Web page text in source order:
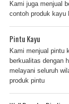
Kami juga menjual
contoh produk kayu
Pintu Kayu
Kami menjual pintu
berkualitas dengan
melayani seluruh
produk pintu